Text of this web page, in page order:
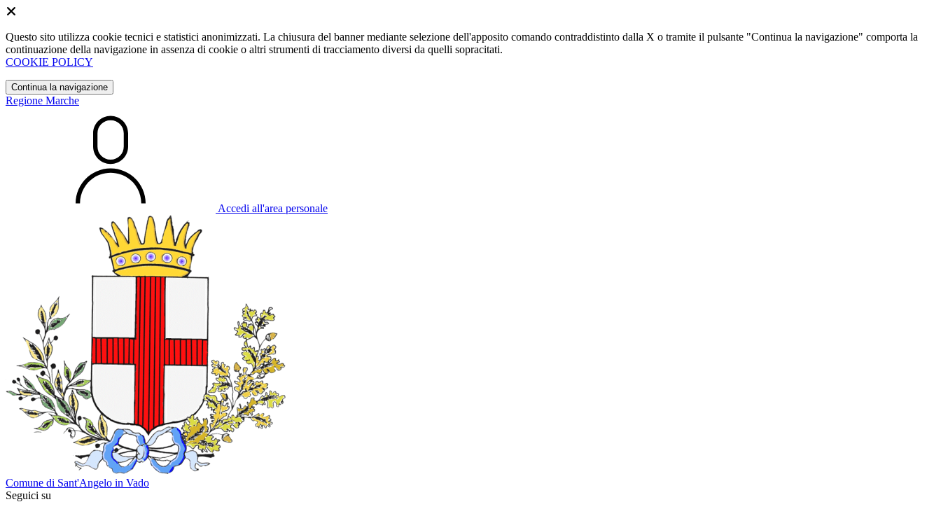
Questo sito utilizza cookie tecnici e statistici anonimizzati. La chiusura del banner mediante selezione dell'apposito comando contraddistinto dalla X o tramite il pulsante "Continua la navigazione" comporta la
continuazione della navigazione in assenza di cookie o altri strumenti di tracciamento diversi da quelli sopracitati.
COOKIE POLICY
Continua la navigazione
Regione Marche
Accedi all'area personale
Comune di Sant'Angelo in Vado
Seguici su